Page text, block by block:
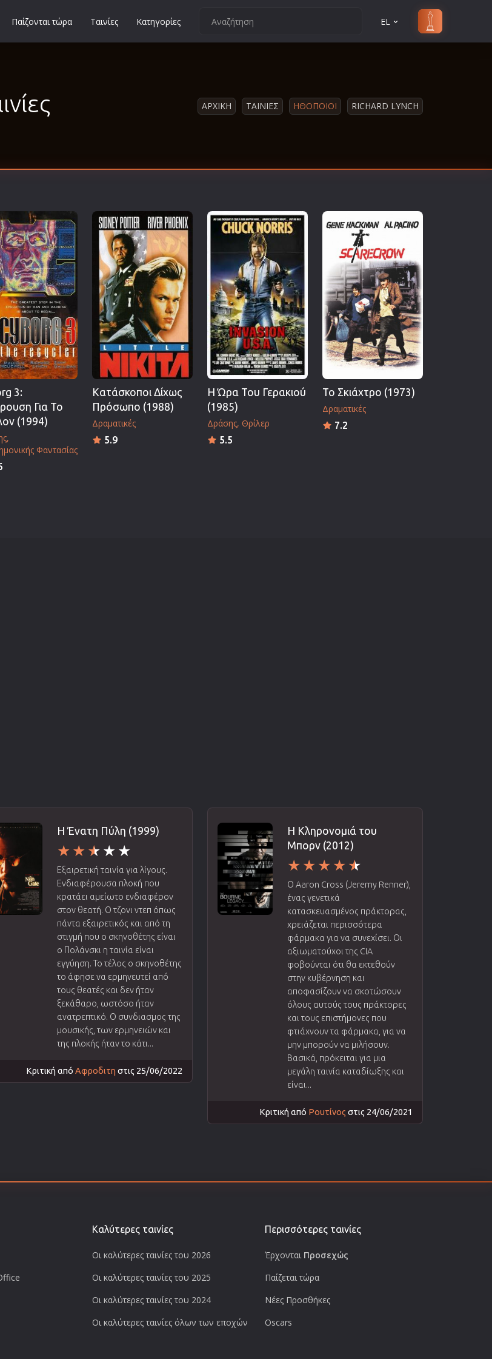
Μικρού Μήκους
Μιούζικαλ
Νεανικές
Παιδικές
Περιπέτειες
Πολεμικές
Πολεμικές Τέχνες
Πολιτική
Σπορ
Τηλεοπτικές Σειρές
Τρόμου
Φαντασίας
Φιλμ Νουάρ
Χριστουγεννιάτικες
Παίζονται τώρα Ταινίες Κατηγορίες EL
ΑΡΧΙΚΗ ΤΑΙΝΙΕΣ ΗΘΟΠΟΙΟΙ RICHARD LYNCH
3:
Για Το
(1994)
Φαντασίας
Κατάσκοποι Δίχως
Πρόσωπο (1988)
Δραματικές
5.9
Η Ώρα Του Γερακιού
(1985)
Δράσης Θρίλερ
5.5
Το Σκιάχτρο (1973)
Δραματικές
7.2
Η Ένατη Πύλη (1999)
Εξαιρετική ταινία για λίγους.
Ενδιαφέρουσα πλοκή που
κρατάει αμείωτο ενδιαφέρον
στον θεατή. Ο τζονι ντεπ όπως
πάντα εξαιρετικός και από τη
στιγμή που ο σκηνοθέτης είναι
ο Πολάνσκι η ταινία είναι
εγγύηση. Το τέλος ο σκηνοθέτης
το άφησε να ερμηνευτεί από
τους θεατές και δεν ήταν
ξεκάθαρο, ωστόσο ήταν
ανατρεπτικό. Ο συνδιασμος της
μουσικής, των ερμηνειών και
της πλοκής ήταν το κάτι...
Κριτική από Αφροδιτη στις 25/06/2022
Η Κληρονομιά του
Μπορν (2012)
Ο Aaron Cross (Jeremy Renner),
ένας γενετικά
κατασκευασμένος πράκτορας,
χρειάζεται περισσότερα
φάρμακα για να συνεχίσει. Οι
αξιωματούχοι της CIA
φοβούνται ότι θα εκτεθούν
στην κυβέρνηση και
αποφασίζουν να σκοτώσουν
όλους αυτούς τους πράκτορες
και τους επιστήμονες που
φτιάχνουν τα φάρμακα, για να
μην μπορούν να μιλήσουν.
Βασικά, πρόκειται για μια
μεγάλη ταινία καταδίωξης και
είναι...
Κριτική από Ρουτίνος στις 24/06/2021
Καλύτερες ταινίες
Οι καλύτερες ταινίες του 2026
Οι καλύτερες ταινίες του 2025
Οι καλύτερες ταινίες του 2024
Οι καλύτερες ταινίες όλων των εποχών
Περισσότερες ταινίες
Έρχονται Προσεχώς
Παίζεται τώρα
Νέες Προσθήκες
Oscars